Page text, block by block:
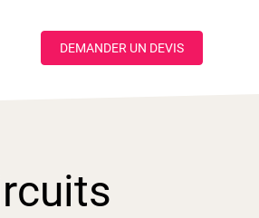
DEMANDER UN DEVIS